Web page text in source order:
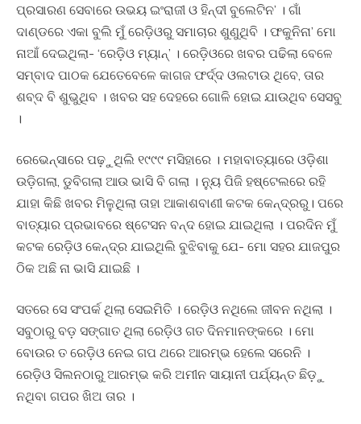
ପ୍ରସାରଣ ସେବାରେ ଉଭୟ ଇଂରାଜୀ ଓ ହିନ୍ଦୀ ବୁଲେଟିନ’ । ଗାଁ
ଦାଣ୍ଡରେ ଏକା ବୁଲି ମୁଁ ରେଡ଼ିଓରୁ ସମାଚାର ଶୁଣୁଥିବି । ଫକୁନିନା’ ମୋ
ନାଆଁ ଦେଇଥିଲା- ‘ରେଡ଼ିଓ ମ୍ୟାନ୍’ । ରେଡ଼ିଓରେ ଖବର ପଢିଲା ବେଳେ
ସମ୍ବାଦ ପାଠକ ଯେତେବେଳେ କାଗଜ ଫର୍ଦ୍ଦ ଓଲଟାଉ ଥିବେ, ତାର
ଶବ୍ଦ ବି ଶୁଭୁଥିବ । ଖବର ସହ ଦେହରେ ଗୋଳି ହୋଇ ଯାଉଥିବ ସେସବୁ
।
ରେଭେନ୍ସାରେ ପଢ଼ୁଥିଲି ୧୯୯୯ ମସିହାରେ । ମହାବାତ୍ୟାରେ ଓଡ଼ିଶା
ଉଡ଼ିଗଲା, ଡୁବିଗଲା ଆଉ ଭାସି ବି ଗଲା । ନ୍ୟୁ ପିଜି ହଷ୍ଟେଲରେ ରହି
ଯାହା କିଛି ଖବର ମିଳୁଥିଲା ତାହା ଆକାଶବାଣୀ କଟକ କେନ୍ଦ୍ରରୁ। ପରେ
ବାତ୍ୟାର ପ୍ରଭାବରେ ଷ୍ଟେସନ ବନ୍ଦ ହୋଇ ଯାଇଥିଲା । ପରଦିନ ମୁଁ
କଟକ ରେଡ଼ିଓ କେନ୍ଦ୍ର ଯାଇଥିଲି ବୁଝିବାକୁ ଯେ- ମୋ ସହର ଯାଜପୁର
ଠିକ ଅଛି ନା ଭାସି ଯାଇଛି ।
ସତରେ ସେ ସଂପର୍କ ଥିଲା ସେଇମିତି । ରେଡ଼ିଓ ନଥିଲେ ଜୀବନ ନଥିଲା ।
ସବୁଠାରୁ ବଡ଼ ସଙ୍ଗାତ ଥିଲା ରେଡ଼ିଓ ଗତ ଦିନମାନଙ୍କରେ । ମୋ
ବୋଉର ତ ରେଡ଼ିଓ ନେଇ ଗପ ଥରେ ଆରମ୍ଭ ହେଲେ ସରେନି ।
ରେଡ଼ିଓ ସିଲନଠାରୁ ଆରମ୍ଭ କରି ଅମୀନ ସାୟାନୀ ପର୍ଯ୍ୟନ୍ତ ଛିଡ଼ୁ
ନଥିବା ଗପର ଖିଅ ତାର ।